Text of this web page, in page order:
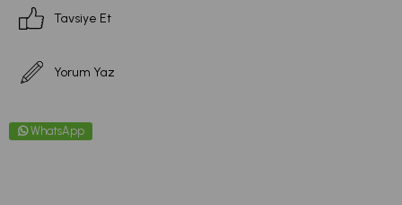
Tavsiye Et
Yorum Yaz
WhatsApp